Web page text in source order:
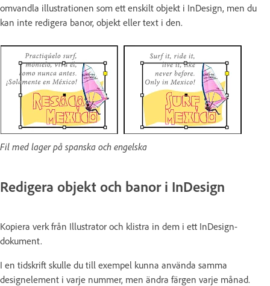
omvandla illustrationen som ett enskilt objekt i InDesign, men du
kan inte redigera banor, objekt eller text i den.
Fil med lager på spanska och engelska
Redigera objekt och banor i InDesign
Kopiera verk från Illustrator och klistra in dem i ett InDesign-
dokument.
I en tidskrift skulle du till exempel kunna använda samma
designelement i varje nummer, men ändra färgen varje månad.